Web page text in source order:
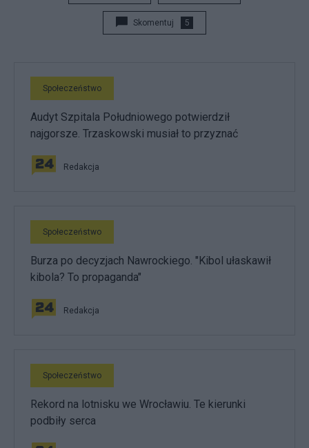
Skomentuj 5
Społeczeństwo
Audyt Szpitala Południowego potwierdził
najgorsze. Trzaskowski musiał to przyznać
Redakcja
Społeczeństwo
Burza po decyzjach Nawrockiego. "Kibol ułaskawił
kibola? To propaganda"
Redakcja
Społeczeństwo
Rekord na lotnisku we Wrocławiu. Te kierunki
podbiły serca